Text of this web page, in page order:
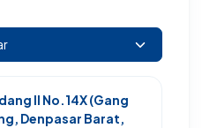
II No.14X (Gang
Denpasar Barat,